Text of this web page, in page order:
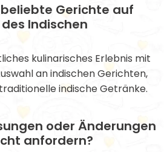
Gerichte auf
Indischen
kulinarisches Erlebnis mit
an indischen Gerichten,
indische Getränke.
oder Änderungen
anfordern?